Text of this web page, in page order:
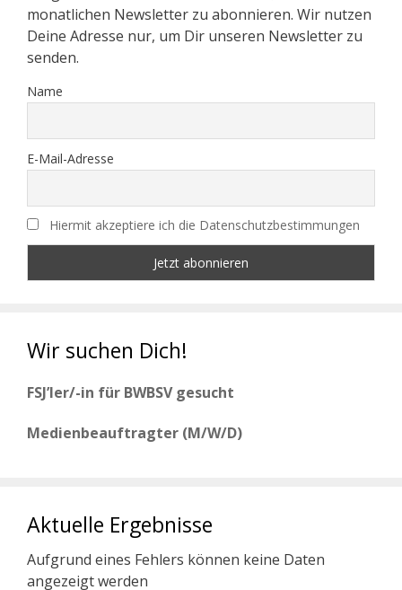
monatlichen Newsletter zu abonnieren. Wir nutzen
Deine Adresse nur, um Dir unseren Newsletter zu
senden.
Name
E-Mail-Adresse
Hiermit akzeptiere ich die Datenschutzbestimmungen
Wir suchen Dich!
FSJ’ler/-in für BWBSV gesucht
Medienbeauftragter (M/W/D)
Aktuelle Ergebnisse
Aufgrund eines Fehlers können keine Daten
angezeigt werden